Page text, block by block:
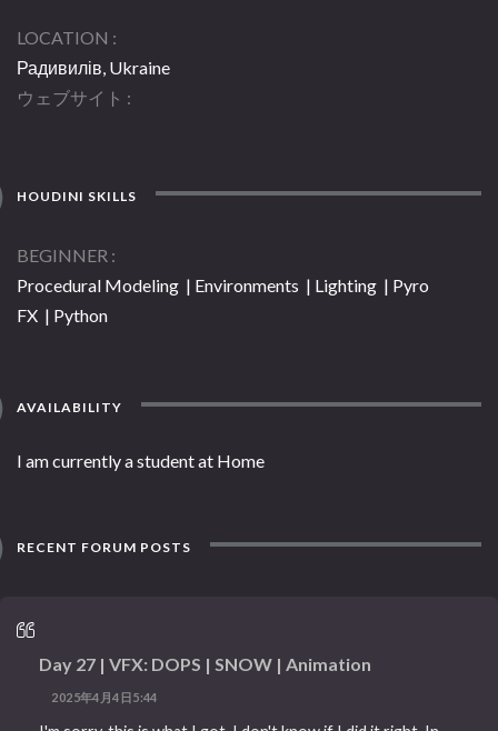
LOCATION
Радивилів, Ukraine
ウェブサイト
HOUDINI SKILLS
BEGINNER
Procedural Modeling | Environments | Lighting | Pyro
FX | Python
AVAILABILITY
I am currently a student at Home
RECENT FORUM POSTS
Day 27 | VFX: DOPS | SNOW | Animation
2025年4月4日5:44